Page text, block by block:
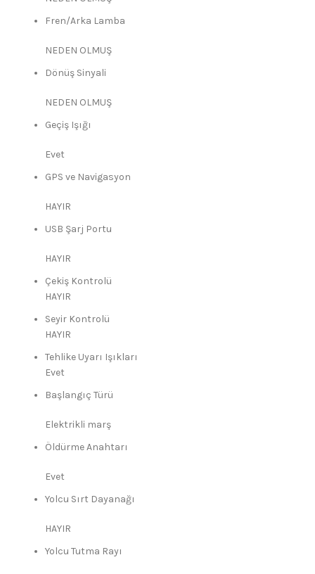
Fren/Arka Lamba
NEDEN OLMUŞ
Dönüş Sinyali
NEDEN OLMUŞ
Geçiş Işığı
Evet
GPS ve Navigasyon
HAYIR
USB Şarj Portu
HAYIR
Çekiş Kontrolü
HAYIR
Seyir Kontrolü
HAYIR
Tehlike Uyarı Işıkları
Evet
Başlangıç ​​Türü
Elektrikli marş
Öldürme Anahtarı
Evet
Yolcu Sırt Dayanağı
HAYIR
Yolcu Tutma Rayı